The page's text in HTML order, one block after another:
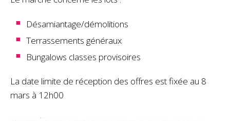
Désamiantage/démolitions
Terrassements généraux
Bungalows classes provisoires
La date limite de réception des offres est fixée au 8
mars à 12h00